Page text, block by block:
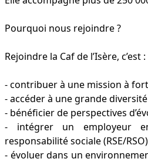
Pourquoi nous rejoindre ?
Rejoindre la Caf de l’Isère, c’est :
- contribuer à une mission à
- accéder à une grande
- bénéficier de perspectives
- intégrer un employeur
responsabilité sociale (RSE/RSO)
- évoluer dans un